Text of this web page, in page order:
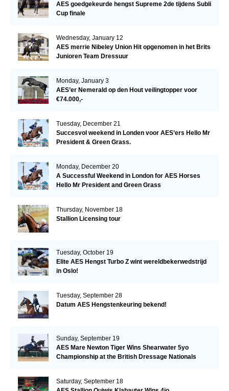
AES goedgekeurde hengst Supreme 2de tijdens Subli
Cup finale
Wednesday, January 12
AES merrie Nibeley Union Hit opgenomen in het Brits
Junioren Team Dressuur
Monday, January 3
AES’er Nemerald op den Hout veilingtopper voor
€74.000,-
Tuesday, December 21
Succesvol weekend in Londen voor AES’ers Hello Mr
President & Green Grass.
Monday, December 20
A Successful Weekend in London for AES Horses
Hello Mr President and Green Grass
Thursday, November 18
Stallion Licensing tour
Tuesday, October 19
Elite AES Hengst Turbo Z wint wereldbekerwedstrijd
in Oslo!
Tuesday, September 28
Datum AES Hengstenkeuring bekend!
Sunday, September 19
AES Mare Newton Tiger Wins Shearwater 5yo
Championship at the British Dressage Nationals
Saturday, September 18